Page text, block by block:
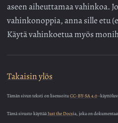
aseen aiheuttamaa vahinkoa.
vahinkonoppia, anna sille etu
Käytä vahinkoetua myös
Takaisin ylös
Tämän sivun teksti on lisensoituCC-BY-SA 4.0-
Tämä sivusto käyttääJust the Docsia, joka on